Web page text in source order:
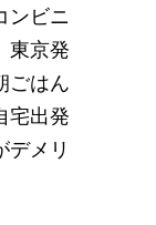
ンビニ
東京発
ごはん
宅出発
デメリ